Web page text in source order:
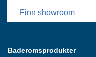
Finn showroom
Baderomsprodukter